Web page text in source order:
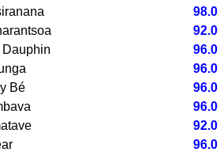
98.0
92.0
96.0
96.0
Bé
96.0
96.0
92.0
96.0